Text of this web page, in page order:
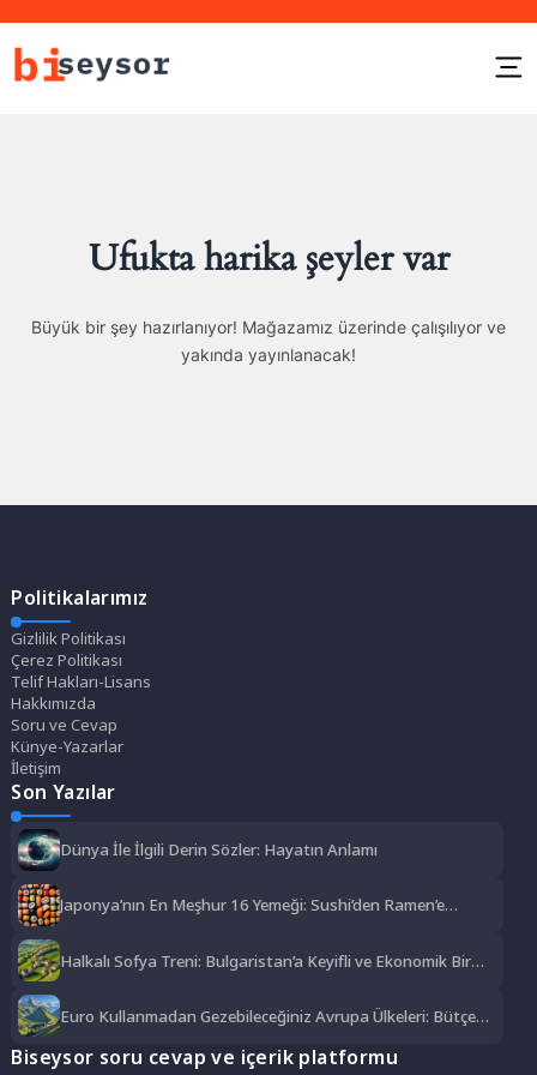
Ufukta harika şeyler var
Büyük bir şey hazırlanıyor! Mağazamız üzerinde çalışılıyor ve
yakında yayınlanacak!
Politikalarımız
Gizlilik Politikası
Çerez Politikası
Telif Hakları-Lisans
Hakkımızda
Soru ve Cevap
Künye-Yazarlar
İletişim
Son Yazılar
Dünya İle İlgili Derin Sözler: Hayatın Anlamı
Japonya’nın En Meşhur 16 Yemeği: Sushi’den Ramen’e
Halkalı Sofya Treni: Bulgaristan’a Keyifli ve Ekonomik Bir
Euro Kullanmadan Gezebileceğiniz Avrupa Ülkeleri: Bütçe
Biseysor soru cevap ve içerik platformu